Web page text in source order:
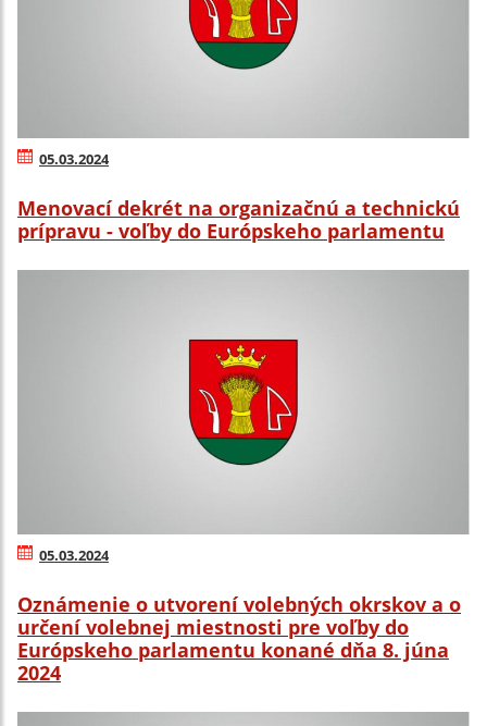
05.03.2024
Menovací dekrét na organizačnú a technickú
prípravu - voľby do Európskeho parlamentu
05.03.2024
Oznámenie o utvorení volebných okrskov a o
určení volebnej miestnosti pre voľby do
Európskeho parlamentu konané dňa 8. júna
2024